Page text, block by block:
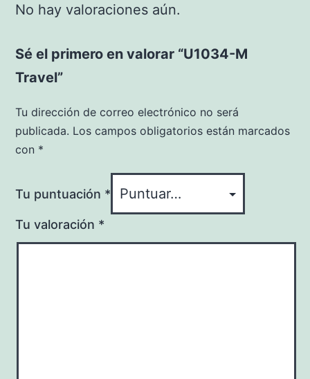
No hay valoraciones aún.
Sé el primero en valorar “U1034-M
Travel”
Tu dirección de correo electrónico no será
publicada. Los campos obligatorios están marcados
con *
Tu puntuación *
Tu valoración *